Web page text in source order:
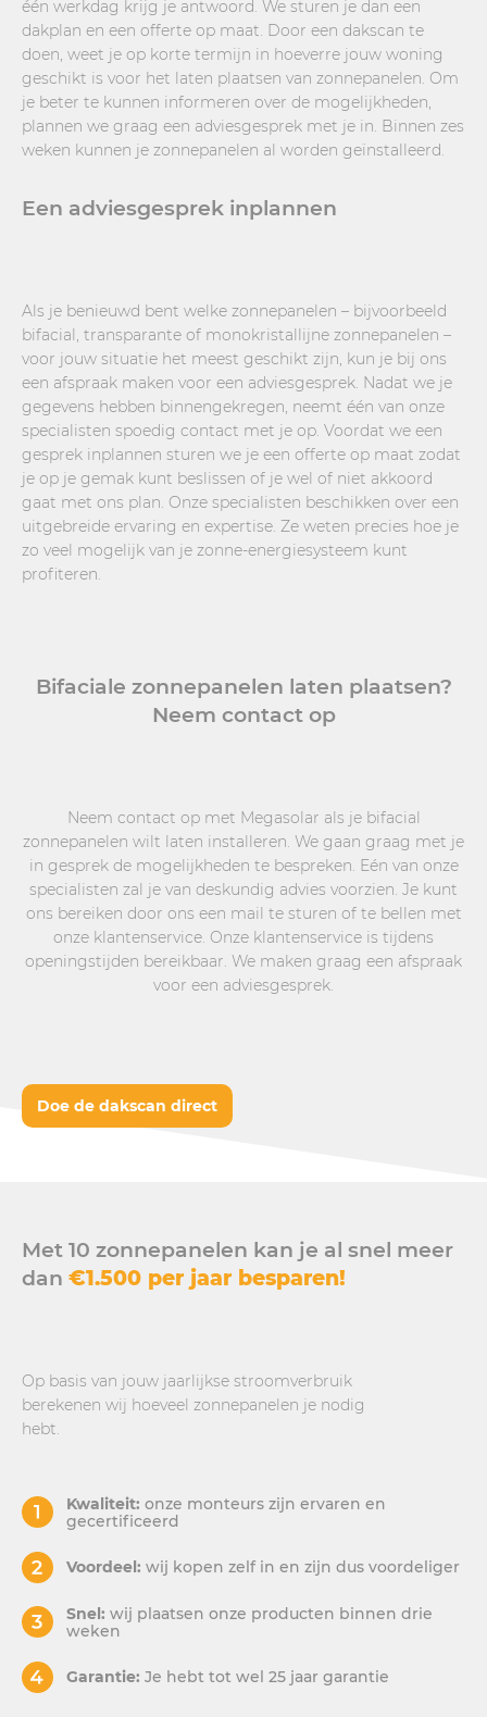
één werkdag krijg je antwoord. We sturen je dan een
dakplan en een offerte op maat. Door een dakscan te
doen, weet je op korte termijn in hoeverre jouw woning
geschikt is voor het laten plaatsen van zonnepanelen. Om
je beter te kunnen informeren over de mogelijkheden,
plannen we graag een adviesgesprek met je in. Binnen zes
weken kunnen je zonnepanelen al worden geïnstalleerd.
Een adviesgesprek inplannen
Als je benieuwd bent welke zonnepanelen – bijvoorbeeld
bifacial, transparante of monokristallijne zonnepanelen –
voor jouw situatie het meest geschikt zijn, kun je bij ons
een afspraak maken voor een adviesgesprek. Nadat we je
gegevens hebben binnengekregen, neemt één van onze
specialisten spoedig contact met je op. Voordat we een
gesprek inplannen sturen we je een offerte op maat zodat
je op je gemak kunt beslissen of je wel of niet akkoord
gaat met ons plan. Onze specialisten beschikken over een
uitgebreide ervaring en expertise. Ze weten precies hoe je
zo veel mogelijk van je zonne-energiesysteem kunt
profiteren.
Bifaciale zonnepanelen laten plaatsen?
Neem contact op
Neem contact op met Megasolar als je bifacial
zonnepanelen wilt laten installeren. We gaan graag met je
in gesprek de mogelijkheden te bespreken. Eén van onze
specialisten zal je van deskundig advies voorzien. Je kunt
ons bereiken door ons een mail te sturen of te bellen met
onze klantenservice. Onze klantenservice is tijdens
openingstijden bereikbaar. We maken graag een afspraak
voor een adviesgesprek.
Doe de dakscan direct
Met 10 zonnepanelen kan je al snel meer
dan €1.500 per jaar besparen!
Op basis van jouw jaarlijkse stroomverbruik
berekenen wij hoeveel zonnepanelen je nodig
hebt.
Kwaliteit: onze monteurs zijn ervaren en
gecertificeerd
Voordeel: wij kopen zelf in en zijn dus voordeliger
Snel: wij plaatsen onze producten binnen drie
weken
Garantie: Je hebt tot wel 25 jaar garantie